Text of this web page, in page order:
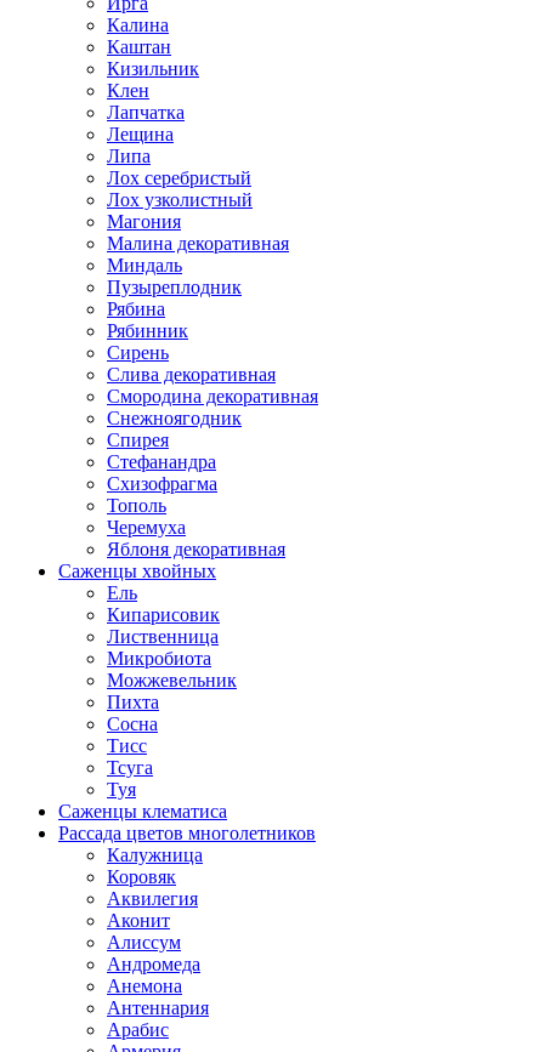
Калина
Каштан
Кизильник
Клен
Лапчатка
Лещина
Липа
Лох серебристый
Лох узколистный
Магония
Малина декоративная
Миндаль
Пузыреплодник
Рябина
Рябинник
Сирень
Слива декоративная
Смородина декоративная
Снежноягодник
Спирея
Стефанандра
Схизофрагма
Тополь
Черемуха
Яблоня декоративная
Саженцы хвойных
Ель
Кипарисовик
Лиственница
Микробиота
Можжевельник
Пихта
Сосна
Тисс
Тсуга
Туя
Саженцы клематиса
Рассада цветов многолетников
Калужница
Коровяк
Аквилегия
Аконит
Алиссум
Андромеда
Анемона
Антеннария
Арабис